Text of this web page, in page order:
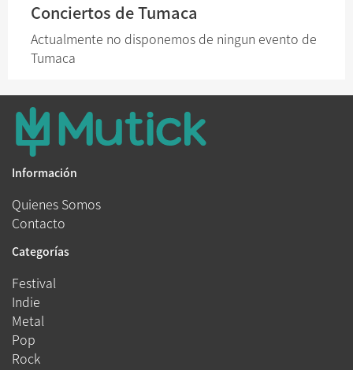
Conciertos de Tumaca
Actualmente no disponemos de ningun evento de
Tumaca
Información
Quienes Somos
Contacto
Categorías
Festival
Indie
Metal
Pop
Rock